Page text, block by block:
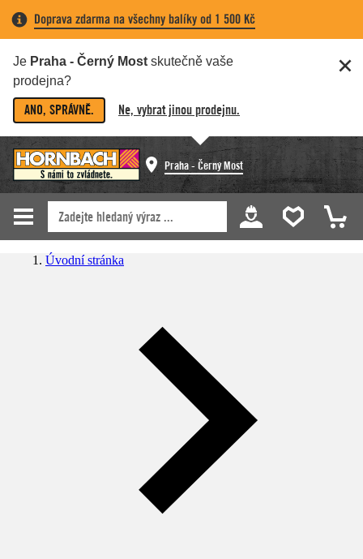
Doprava zdarma na všechny balíky od 1 500 Kč
Je Praha - Černý Most skutečně vaše
prodejna?
ANO, SPRÁVNĚ. Ne, vybrat jinou prodejnu.
Praha - Černý Most
Úvodní stránka